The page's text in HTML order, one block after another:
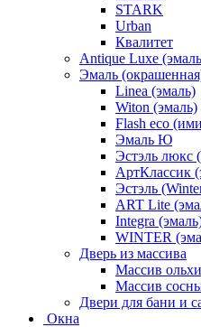
STARK
Urban
Квалитет
Antique Luxe
Эмаль
Linea (эмаль)
Witon (эмаль)
Flash eco
Эмаль Ю
Эстэль люкс
АртКлассик
Эстэль
ART Lite
Integra
WINTER
Дверь из массива
Массив ольхи
Массив
Двери для бани и
Окна